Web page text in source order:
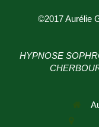
©2017 Aurélie
HYPNOSE